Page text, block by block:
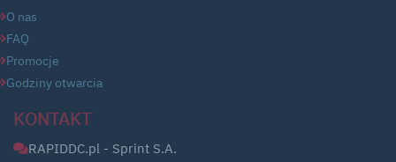
O nas
FAQ
Promocje
Godziny otwarcia
KONTAKT
RAPIDDC.pl - Sprint S.A.